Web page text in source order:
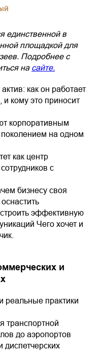
единственной в
площадкой для
Подробнее с
на сайте.
как он работает
кому это приносит
корпоративным
на одном
как центр
с
бизнесу своя
эффективную
Чего хочет и
и
реальные практики
транспортной
до аэропортов
диспетчерских